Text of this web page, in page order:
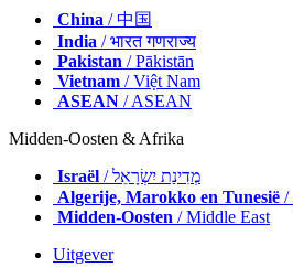
China / 中国
India / भारत गणराज्य
Pakistan / Pākistān
Vietnam / Việt Nam
ASEAN / ASEAN
Midden-Oosten & Afrika
Israël
/ מְדִינַת יִשְׂרָאֵל
Algerije, Marokko en Tunesië
Midden-Oosten / Middle East
Uitgever